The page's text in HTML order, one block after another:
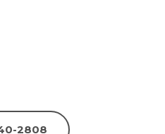
2808